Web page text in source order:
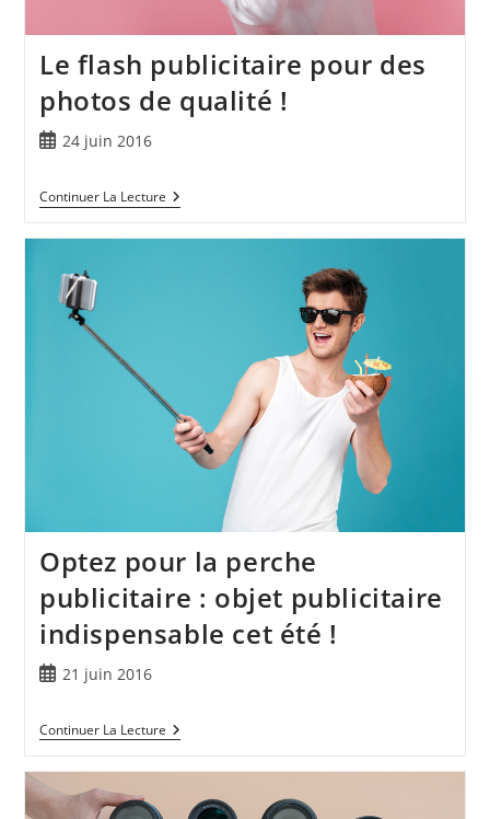
Le flash publicitaire pour des
photos de qualité !
24 juin 2016
Continuer La Lecture
Optez pour la perche
publicitaire : objet publicitaire
indispensable cet été !
21 juin 2016
Continuer La Lecture